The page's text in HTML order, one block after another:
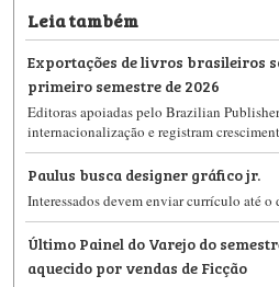
Leia também
Exportações de livros brasileiros
primeiro semestre de 2026
Editoras apoiadas pelo Brazilian
internacionalização e registram
Paulus busca designer gráfico jr.
Interessados devem enviar currículo até o
Último Painel do Varejo do
aquecido por vendas de Ficção